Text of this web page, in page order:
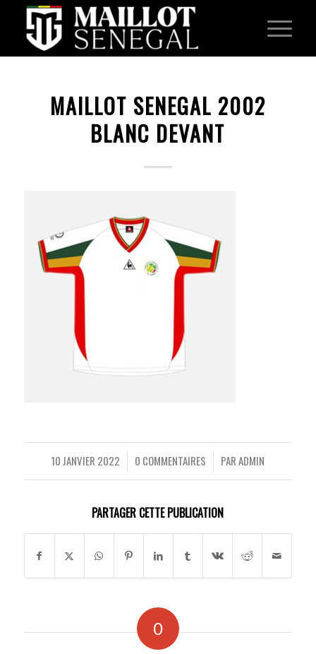
MAILLOT SENEGAL 2002
BLANC DEVANT
10 JANVIER 2022
/ 0 COMMENTAIRES
/ PARADMIN
PARTAGER CETTE PUBLICATION
0